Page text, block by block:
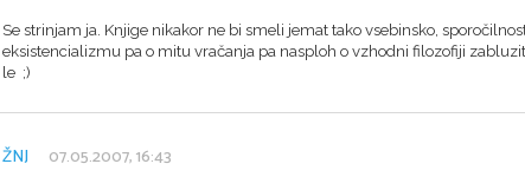
Se strinjam ja. Knjige nikakor ne bi smeli jemat tako vsebinsko,
eksistencializmu pa o mitu vračanja pa nasploh o vzhodni filozofiji
le ;)
ŽNJ 07.05.2007, 16:43